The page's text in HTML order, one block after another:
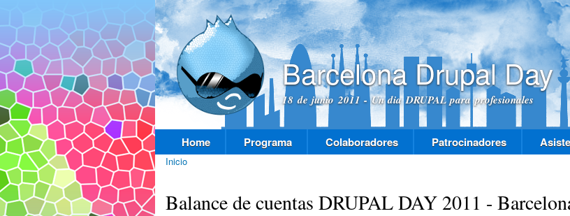
Pasar al
contenido
principal
Barcelona Drupal Day
18 de junio 2011 - Un dia DRUPAL para profesionales
Menú principal
Home Programa Colaboradores Patrocinadores
Inicio
Balance de cuentas DRUPAL DAY 2011 -